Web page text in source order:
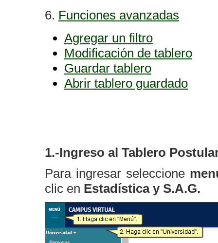
6. Funciones avanzadas
Agregar un filtro
Modificación de tablero
Guardar tablero
Abrir tablero guardado
1.-Ingreso al Tablero
Para ingresar seleccione
clic en Estadística y S.A.G.